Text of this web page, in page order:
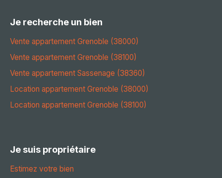
Je recherche un bien
Vente appartement Grenoble (38000)
Vente appartement Grenoble (38100)
Vente appartement Sassenage (38360)
Location appartement Grenoble (38000)
Location appartement Grenoble (38100)
Je suis propriétaire
Estimez votre bien